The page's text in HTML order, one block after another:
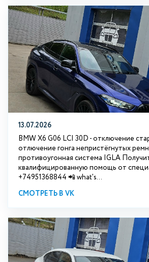
13.07.2026
BMW X6 G06 LCI 30D - отключение
отлючение гонга непристёгнутых
противоугонная система IGLA
квалифицированную помощь от
+74951368844 📲 what's...
СМОТРЕТЬ В VK